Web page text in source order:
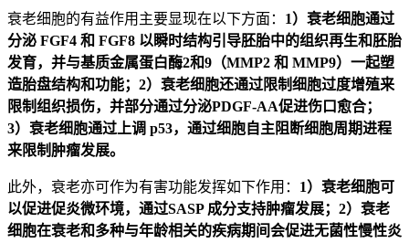
衰老细胞的有益作用主要显现在以下方面： 1）衰老细胞通过
分泌 FGF4 和 FGF8 以瞬时结构引导胚胎中的组织再生和胚胎
发育，并与基质金属蛋白酶2和9（MMP2 和 MMP9）一起塑
造胎盘结构和功能；2）衰老细胞还通过限制细胞过度增殖来
限制组织损伤，并部分通过分泌PDGF-AA促进伤口愈合；
3）衰老细胞通过上调 p53，通过细胞自主阻断细胞周期进程
来限制肿瘤发展。
此外，衰老亦可作为有害功能发挥如下作用： 1）衰老细胞可
以促进促炎微环境，通过SASP 成分支持肿瘤发展；2）衰老
细胞在衰老和多种与年龄相关的疾病期间会促进无菌性慢性炎